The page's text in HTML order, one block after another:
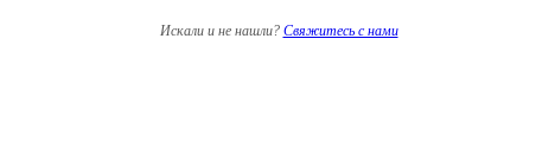
Искали и не нашли? Свяжитесь с нами